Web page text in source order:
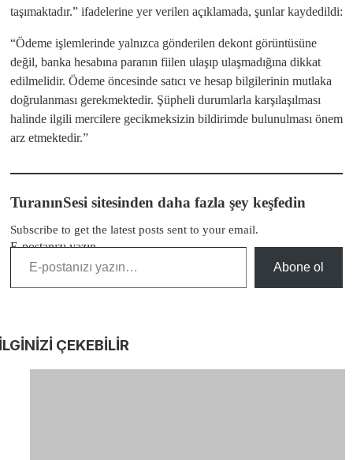
taşımaktadır.” ifadelerine yer verilen açıklamada, şunlar kaydedildi:
“Ödeme işlemlerinde yalnızca gönderilen dekont görüntüsüne
değil, banka hesabına paranın fiilen ulaşıp ulaşmadığına dikkat
edilmelidir. Ödeme öncesinde satıcı ve hesap bilgilerinin mutlaka
doğrulanması gerekmektedir. Şüpheli durumlarla karşılaşılması
halinde ilgili mercilere gecikmeksizin bildirimde bulunulması önem
arz etmektedir.”
TuranınSesi sitesinden daha fazla şey keşfedin
Subscribe to get the latest posts sent to your email.
E-postanızı yazın…
Abone ol
ÇEKEBİLİR